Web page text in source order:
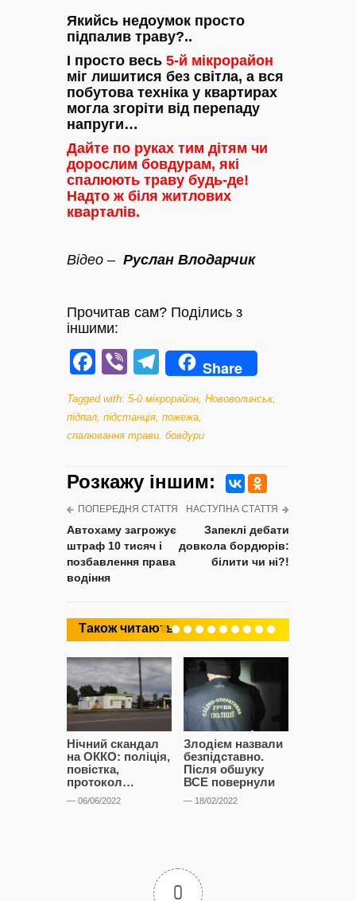
Якийсь недоумок просто
підпалив траву?..
І просто весь 5-й мікрорайон
міг лишитися без світла, а вся
побутова техніка у квартирах
могла згоріти від перепаду
напруги…
Дайте по руках тим дітям чи
дорослим бовдурам, які
спалюють траву будь-де!
Надто ж біля житлових
кварталів.
Відео – Руслан Влодарчик
Прочитав сам? Поділись з
іншими:
Facebook
ViberTelegram
Share
Tagged with: 5-й мікрорайон Нововолинськ,
підпал підстанція пожежа
спалювання трави. бовдури
Розкажу iншим:
ПОПЕРЕДНЯ СТАТТЯ
Автохаму загрожує
штраф 10 тисяч і
позбавлення права
водіння
НАСТУПНА СТАТТЯ
Запеклі дебати
довкола бордюрів:
білити чи ні?!
Також читають
Нічний скандал
на ОККО: поліція,
повістка,
протокол…
— 06/06/2022
Злодієм назвали
безпідставно.
Після обшуку
ВСЕ повернули
— 18/02/2022
0